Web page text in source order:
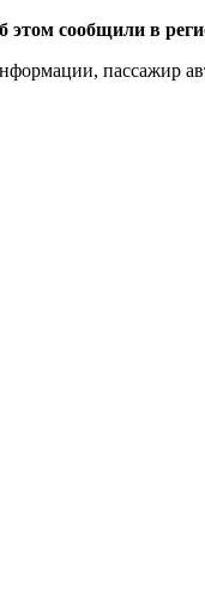
сообщили в
пассажир